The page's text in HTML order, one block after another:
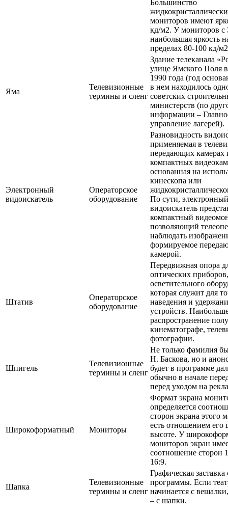
Большинство
мониторов имеют
кд/м2. У мониторов
наибольшая яркость
пределах 80-100 кд/
Яма
Телевизионные
термины и сленг
Здание телеканала
улице Ямского Поля
1990 года (год
в нем находилось
советских
министерств (по
информации –
управление лагерей).
Электронный
видоискатель
Операторское
оборудование
Разновидность
применяемая в
передающих камерах
компактных
основанная на
кинескопа или
По сути, электронный
видоискатель
компактный
позволяющий
наблюдать
формируемое
камерой.
Штатив
Операторское
оборудование
Передвижная опора
оптических приборов,
осветительного
которая служит для
наведения и
устройств.
распространение
кинематографе,
фотографии.
Шпигель
Телевизионные
термины и сленг
Не только фамилия
Н. Баскова, но и
будет в программе
обычно в начале
перед уходом на
Широкоформатный Мониторы
Формат экрана
определяется
сторон экрана этого
есть отношением
высоте. У
мониторов экран
соотношение сторон
16:9.
Шапка
Телевизионные
термины и сленг
Графическая
программы. Если
начинается с
– с шапки.